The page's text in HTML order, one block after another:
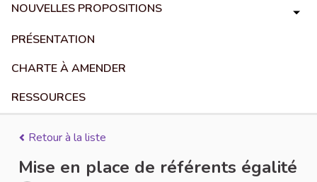
NOUVELLES PROPOSITIONS
PRÉSENTATION
CHARTE À AMENDER
RESSOURCES
Retour à la liste
Mise en place de référents égalité